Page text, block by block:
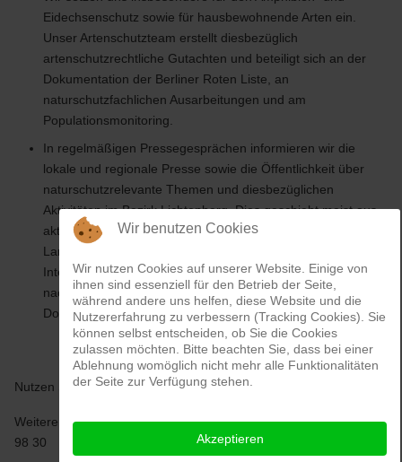
Eidechsenschutz sowie für hausbewohnende Arten ein.
Unser Artenschutzteam erstellt diesbezüglich
artenschutzrechtliche Gutachten und beteiligt sich an der
Dokumentation der Berliner Roten Liste, an
naturschutzfachlichen Ausarbeitungen und am
Populationsmonitoring.
In regelmäßigen Pressegesprächen informieren wir die
lokale und regionale Presse sowie die Öffentlichkeit über
naturschutzrelevante Themen und diesbezüglichen
Aktivitäten im Bezirk Lichtenberg. Dies geschieht meist aus
aktuellem Anlass und ist mit Empfehlungen des Arten- und
Landschaftsschutzes verbunden. Sie als Bürger:innen und
Interessenten können diese Themen in der Pressemappe
nachlesen, die auf unserer Homepage unter Presse zum
Download bereitgestellt wird.
Nutzen Sie unseronline-Spendenformular
Weitere Infos erhalten Sie unter der Telefonnummer: (030) 92 79
98 30
Wir benutzen Cookies
Wir nutzen Cookies auf unserer Website. Einige von
ihnen sind essenziell für den Betrieb der Seite,
während andere uns helfen, diese Website und die
Nutzererfahrung zu verbessern (Tracking Cookies). Sie
können selbst entscheiden, ob Sie die Cookies
zulassen möchten. Bitte beachten Sie, dass bei einer
Ablehnung womöglich nicht mehr alle Funktionalitäten
der Seite zur Verfügung stehen.
Akzeptieren